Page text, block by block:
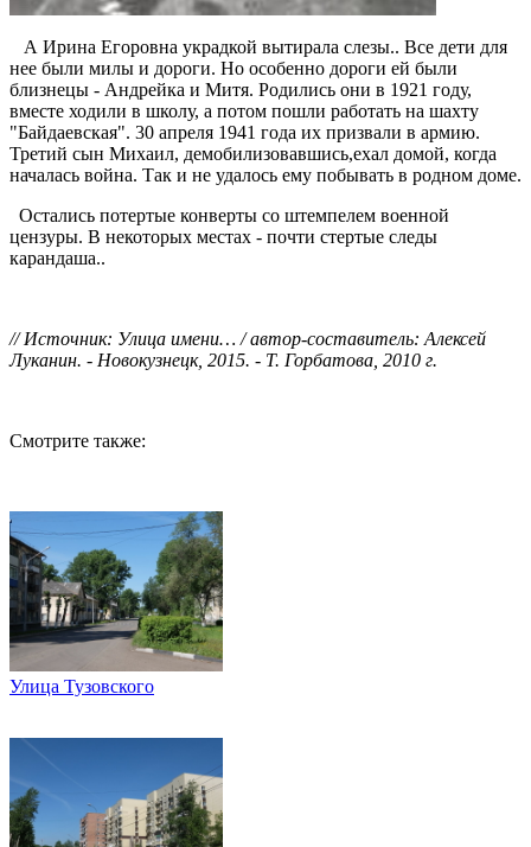
А Ирина Егоровна украдкой вытирала слезы.. Все дети для
нее были милы и дороги. Но особенно дороги ей были
близнецы - Андрейка и Митя. Родились они в 1921 году,
вместе ходили в школу, а потом пошли работать на шахту
"Байдаевская". 30 апреля 1941 года их призвали в армию.
Третий сын Михаил, демобилизовавшись,ехал домой, когда
началась война. Так и не удалось ему побывать в родном доме.
Остались потертые конверты со штемпелем военной
цензуры. В некоторых местах - почти стертые следы
карандаша..
// Источник: Улица имени… / автор-составитель: Алексей
Луканин. - Новокузнецк, 2015. - Т. Горбатова, 2010 г.
Смотрите также:
Улица Тузовского